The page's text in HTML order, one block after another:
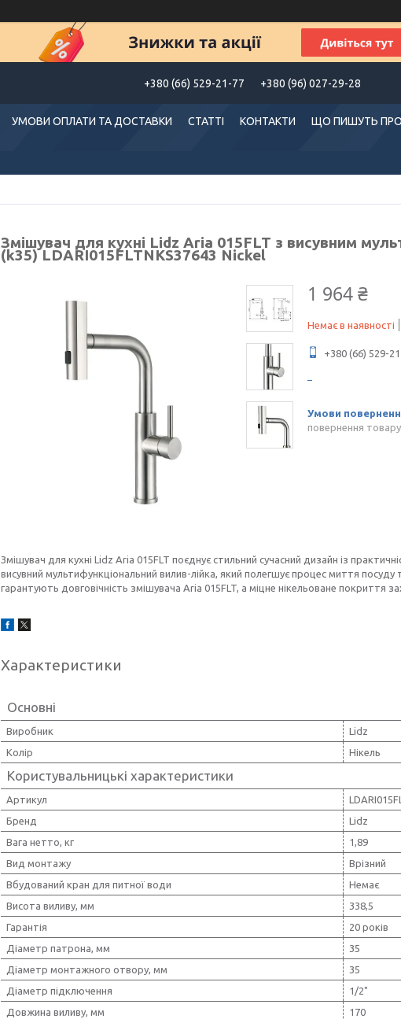
+380 (66) 529-21-77 +380 (96) 027-29-28
УМОВИ ОПЛАТИ ТА ДОСТАВКИ СТАТТІ КОНТАКТИ ЩО ПИШУТЬ
Змішувач для кухні Lidz Aria 015FLT з висувним
(k35) LDARI015FLTNKS37643 Nickel
1 964 ₴
Немає в наявності
+380 (66) 529-
повернення
Змішувач для кухні Lidz Aria 015FLT поєднує стильний сучасний дизайн із
висувний мультифункціональний вилив-лійка, який полегшує процес миття посуду
гарантують довговічність змішувача Aria 015FLT, а міцне нікельоване покриття
Характеристики
Основні
Виробник
Lidz
Колір
Нікель
Користувальницькі характеристики
Артикул
Бренд
Lidz
Вага нетто, кг
1,89
Вид монтажу
Врізний
Вбудований кран для питної води
Немає
Висота виливу, мм
338,5
Гарантія
20 років
Діаметр патрона, мм
35
Діаметр монтажного отвору, мм
35
Діаметр підключення
1/2"
Довжина виливу, мм
170